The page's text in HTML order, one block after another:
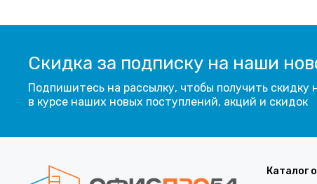
Скидка за подписку на наши
Подпишитесь на рассылку, чтобы получить скидку
в курсе наших новых поступлений, акций и скидок
Каталог